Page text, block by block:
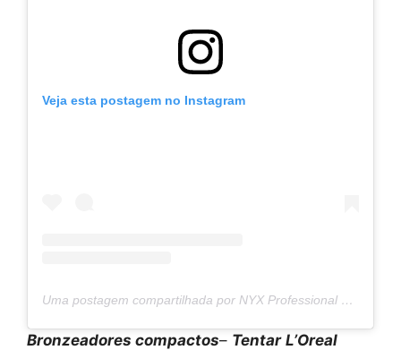
Veja esta postagem no Instagram
Uma postagem compartilhada por NYX Professional Makeup BG (@nyxcosmetics_bg)
Bronzeadores compactos– Tentar L’Oreal